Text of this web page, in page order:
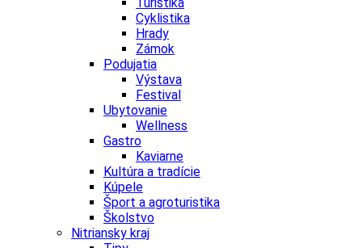
Cyklistika
Hrady
Zámok
Podujatia
Výstava
Festival
Ubytovanie
Wellness
Gastro
Kaviarne
Kultúra a tradície
Kúpele
Šport a agroturistika
Školstvo
Nitriansky kraj